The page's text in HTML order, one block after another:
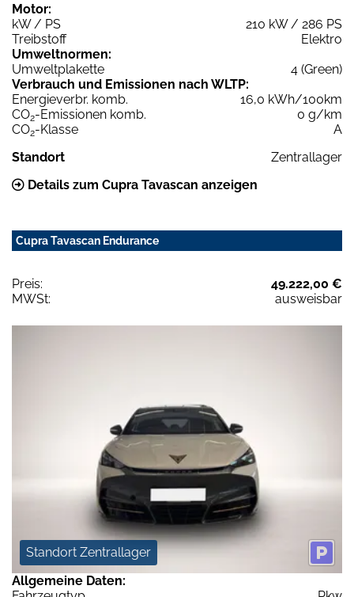
Motor:
kW / PS
210 kW / 286 PS
Treibstoff
Elektro
Umweltnormen:
Umweltplakette
4 (Green)
Verbrauch und Emissionen nach WLTP:
Energieverbr. komb.
16,0 kWh/100km
CO2-Emissionen komb.
0 g/km
CO2-Klasse
A
Standort
Zentrallager
Details zum Cupra Tavascan anzeigen
Cupra Tavascan Endurance
Preis:
49.222,00 €
MWSt:
ausweisbar
Standort Zentrallager
Allgemeine Daten: